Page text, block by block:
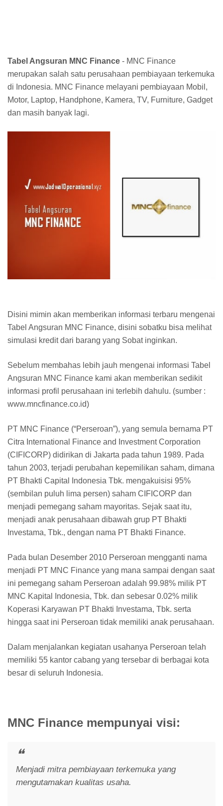
Tabel Angsuran MNC Finance - MNC Finance
merupakan salah satu perusahaan pembiayaan terkemuka
di Indonesia. MNC Finance melayani pembiayaan Mobil,
Motor, Laptop, Handphone, Kamera, TV, Furniture, Gadget
dan masih banyak lagi.
Disini mimin akan memberikan informasi terbaru mengenai
Tabel Angsuran MNC Finance, disini sobatku bisa melihat
simulasi kredit dari barang yang Sobat inginkan.
Sebelum membahas lebih jauh mengenai informasi Tabel
Angsuran MNC Finance kami akan memberikan sedikit
informasi profil perusahaan ini terlebih dahulu. (sumber :
www.mncfinance.co.id)
PT MNC Finance (“Perseroan”), yang semula bernama PT
Citra International Finance and Investment Corporation
(CIFICORP) didirikan di Jakarta pada tahun 1989. Pada
tahun 2003, terjadi perubahan kepemilikan saham, dimana
PT Bhakti Capital Indonesia Tbk. mengakuisisi 95%
(sembilan puluh lima persen) saham CIFICORP dan
menjadi pemegang saham mayoritas. Sejak saat itu,
menjadi anak perusahaan dibawah grup PT Bhakti
Investama, Tbk., dengan nama PT Bhakti Finance.
Pada bulan Desember 2010 Perseroan mengganti nama
menjadi PT MNC Finance yang mana sampai dengan saat
ini pemegang saham Perseroan adalah 99.98% milik PT
MNC Kapital Indonesia, Tbk. dan sebesar 0.02% milik
Koperasi Karyawan PT Bhakti Investama, Tbk. serta
hingga saat ini Perseroan tidak memiliki anak perusahaan.
Dalam menjalankan kegiatan usahanya Perseroan telah
memiliki 55 kantor cabang yang tersebar di berbagai kota
besar di seluruh Indonesia.
MNC Finance mempunyai visi:
Menjadi mitra pembiayaan terkemuka yang
mengutamakan kualitas usaha.